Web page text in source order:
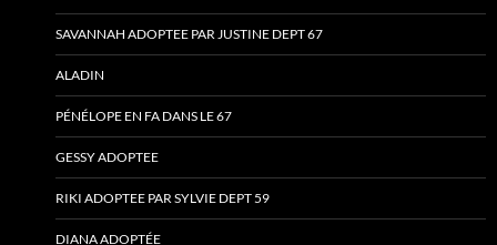
SAVANNAH ADOPTEE PAR JUSTINE DEPT 67
ALADIN
PÉNÉLOPE EN FA DANS LE 67
GESSY ADOPTEE
RIKI ADOPTEE PAR SYLVIE DEPT 59
DIANA ADOPTÉE